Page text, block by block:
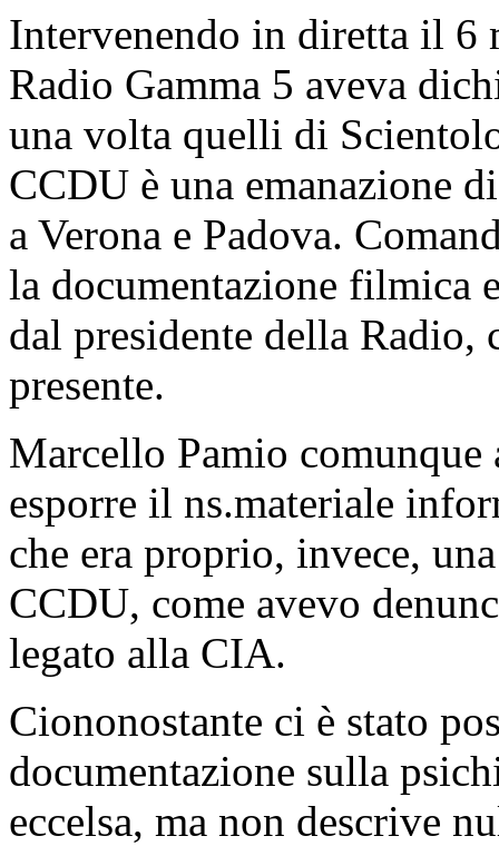
Intervenendo in diretta il 6
Radio Gamma 5 aveva
una volta quelli di
CCDU è una emanazione
a Verona e Padova.
la documentazione filmica
dal presidente della Radio,
presente.
Marcello Pamio
esporre il ns.materiale
che era proprio, invece,
CCDU, come avevo
legato alla CIA.
Ciononostante ci è stato
documentazione sulla
eccelsa, ma non descrive